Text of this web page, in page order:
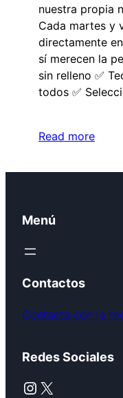
nuestra propia
Cada martes y
directamente
sí merecen la
sin relleno ✅
todos ✅
Read more
Menú
Contactos
Contacta con la
Redes Sociales
Instagram X